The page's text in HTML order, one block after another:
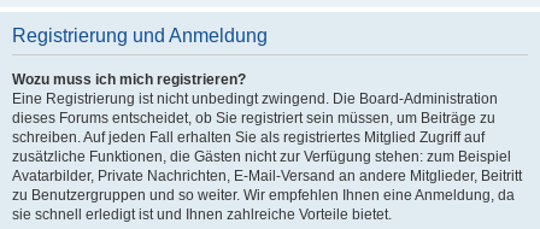
Registrierung und Anmeldung
Wozu muss ich mich registrieren?
Eine Registrierung ist nicht unbedingt zwingend. Die Board-Administration
dieses Forums entscheidet, ob Sie registriert sein müssen, um Beiträge zu
schreiben. Auf jeden Fall erhalten Sie als registriertes Mitglied Zugriff auf
zusätzliche Funktionen, die Gästen nicht zur Verfügung stehen: zum Beispiel
Avatarbilder, Private Nachrichten, E-Mail-Versand an andere Mitglieder, Beitritt
zu Benutzergruppen und so weiter. Wir empfehlen Ihnen eine Anmeldung, da
sie schnell erledigt ist und Ihnen zahlreiche Vorteile bietet.